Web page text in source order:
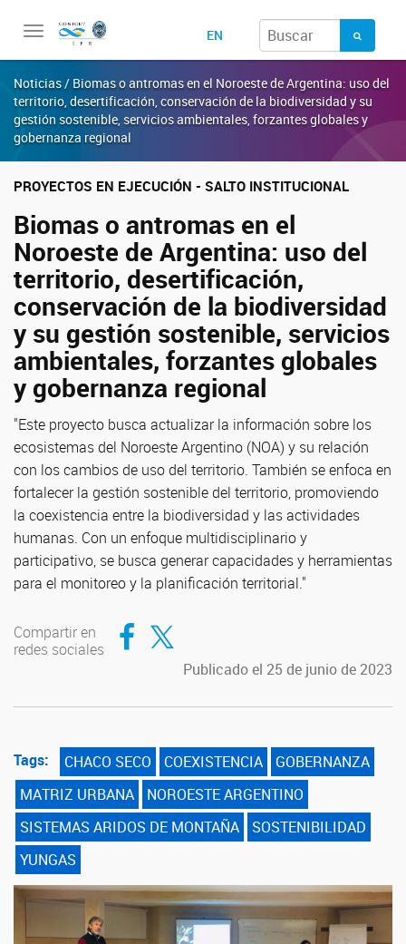
Toggle
EN
Noticias / Biomas o antromas en el Noroeste de Argentina: uso del
territorio, desertificación, conservación de la biodiversidad y su
gestión sostenible, servicios ambientales, forzantes globales y
gobernanza regional
PROYECTOS EN EJECUCIÓN - SALTO INSTITUCIONAL
Biomas o antromas en el
Noroeste de Argentina: uso del
territorio, desertificación,
conservación de la biodiversidad
y su gestión sostenible, servicios
ambientales, forzantes globales
y gobernanza regional
"Este proyecto busca actualizar la información sobre los
ecosistemas del Noroeste Argentino (NOA) y su relación
con los cambios de uso del territorio. También se enfoca en
fortalecer la gestión sostenible del territorio, promoviendo
la coexistencia entre la biodiversidad y las actividades
humanas. Con un enfoque multidisciplinario y
participativo, se busca generar capacidades y herramientas
para el monitoreo y la planificación territorial."
Compartir en
redes sociales
Compartir en Facebook
Compartir en Twitter
Publicado el 25 de junio de 2023
Tags: CHACO SECO COEXISTENCIA
GOBERNANZA
MATRIZ URBANA
NOROESTE ARGENTINO
SISTEMAS ARIDOS DE MONTAÑA
SOSTENIBILIDAD
YUNGAS